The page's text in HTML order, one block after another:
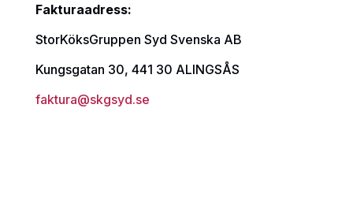
Fakturaadress:
StorKöksGruppen Syd Svenska AB
Kungsgatan 30, 441 30 ALINGSÅS
faktura@skgsyd.se